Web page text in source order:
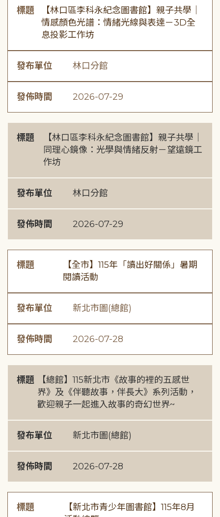
標題
【林口區李科永紀念圖書館】親子共學｜
情感顏色光譜：情緒光線與表達－3D全
息投影工作坊
發布單位 林口分館
發佈時間 2026-07-29
標題
【林口區李科永紀念圖書館】親子共學｜
同理心鏡像：光學與情緒反射－望遠鏡工
作坊
發布單位 林口分館
發佈時間 2026-07-29
標題
【全市】115年「讀出好關係」暑期
閱讀活動
發布單位 新北市圖(總館)
發佈時間 2026-07-28
標題
【總館】115新北市《故事的裡的五感世
界》及《伴聽故事，伴長大》系列活動，
歡迎親子一起進入故事的奇幻世界~
發布單位 新北市圖(總館)
發佈時間 2026-07-28
標題
【新北市青少年圖書館】115年8月